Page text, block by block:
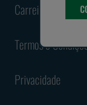
Carreiras
Termos e
Privacidade